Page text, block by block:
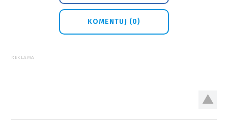
KOMENTUJ (0)
REKLAMA